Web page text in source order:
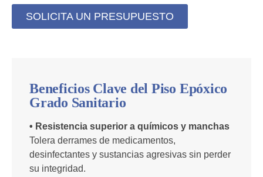
SOLICITA UN PRESUPUESTO
Beneficios Clave del Piso Epóxico
Grado Sanitario
• Resistencia superior a químicos y manchas
Tolera derrames de medicamentos,
desinfectantes y sustancias agresivas sin perder
su integridad.